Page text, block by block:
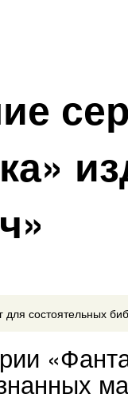
состоятельных